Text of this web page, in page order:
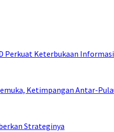
Perkuat Keterbukaan
Ketimpangan Antar-
Strateginya